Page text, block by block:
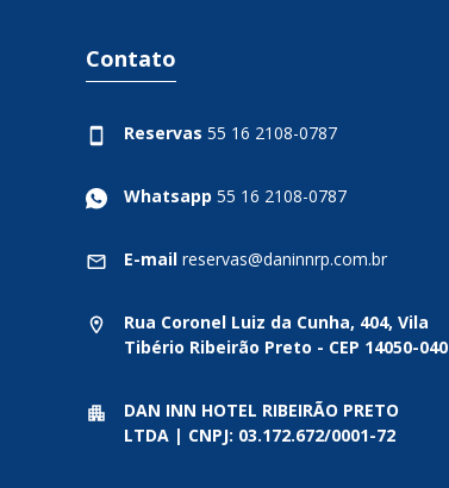
Contato
Reservas 55 16 2108-0787
Whatsapp 55 16 2108-0787
E-mail reservas@daninnrp.com.br
Rua Coronel Luiz da Cunha, 404, Vila
Tibério Ribeirão Preto - CEP 14050-040
DAN INN HOTEL RIBEIRÃO PRETO
LTDA | CNPJ: 03.172.672/0001-72